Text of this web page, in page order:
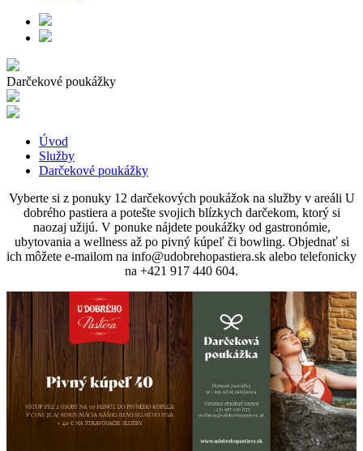
Darčekové poukážky
Úvod
Služby
Darčekové poukážky
Vyberte si z ponuky 12 darčekových poukážok na služby v areáli U
dobrého pastiera a potešte svojich blízkych darčekom, ktorý si
naozaj užijú. V ponuke nájdete poukážky od gastronómie,
ubytovania a wellness až po pivný kúpeľ či bowling. Objednať si
ich môžete e-mailom na info@udobrehopastiera.sk alebo telefonicky
na +421 917 440 604.